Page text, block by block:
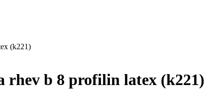
(k221)
rhev b 8 profilin latex (k221)